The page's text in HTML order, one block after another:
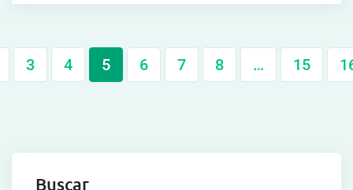
3 4 5 6 7 8 … 15
Buscar